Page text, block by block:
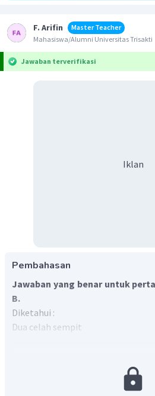
F. Arifin
Master Teacher
Mahasiswa/Alumni Universitas Trisakti
Jawaban terverifikasi
Iklan
Pembahasan
Jawaban yang benar untuk
B.
Diketahui :
Dua celah sempit